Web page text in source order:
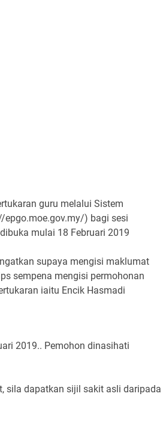
guru melalui Sistem
epgo.moe.gov.my/) bagi sesi
mulai 18 Februari 2019
supaya mengisi maklumat
sempena mengisi permohonan
iaitu Encik Hasmadi
2019.. Pemohon dinasihati
sila dapatkan sijil sakit asli daripada